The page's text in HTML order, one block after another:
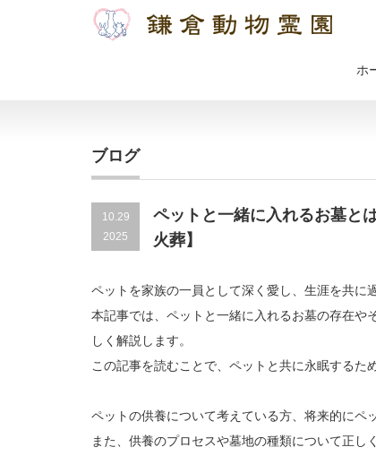
ホ
ブログ
10.29
2025
ペットと一緒に入れるお墓と
火葬】
ペットを家族の一員として深く愛し、生涯を共に
本記事では、ペットと一緒に入れるお墓の存在や
しく解説します。
この記事を読むことで、ペットと共に永眠するた
ペットの供養について考えている方、将来的にペ
また、供養のプロセスや墓地の種類について正し